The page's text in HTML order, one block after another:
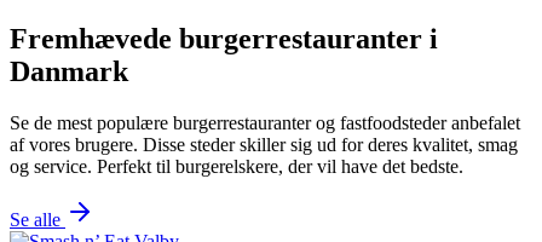
Fremhævede burgerrestauranter i
Danmark
Se de mest populære burgerrestauranter og fastfoodsteder anbefalet
af vores brugere. Disse steder skiller sig ud for deres kvalitet, smag
og service. Perfekt til burgerelskere, der vil have det bedste.
Se alle